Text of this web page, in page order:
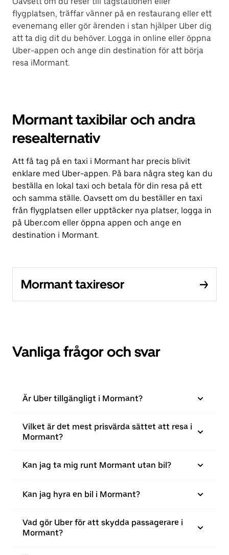
flygplatsen, träffar vänner på en restaurang eller ett
evenemang eller gör ärenden i stan hjälper Uber dig
att ta dig dit du behöver. Logga in online eller öppna
Uber-appen och ange din destination för att börja
resa iMormant.
Mormant taxibilar och andra
resealternativ
Att få tag på en taxi i Mormant har precis blivit
enklare med Uber-appen. På bara några steg kan du
beställa en lokal taxi och betala för din resa på ett
och samma ställe. Oavsett om du beställer en taxi
från flygplatsen eller upptäcker nya platser, logga in
på Uber.com eller öppna appen och ange en
destination i Mormant.
Mormant taxiresor
Vanliga frågor och svar
Är Uber tillgängligt i Mormant?
Vilket är det mest prisvärda sättet att resa i
Mormant?
Kan jag ta mig runt Mormant utan bil?
Kan jag hyra en bil i Mormant?
Vad gör Uber för att skydda passagerare i
Mormant?